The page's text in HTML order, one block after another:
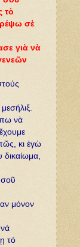
τὸ
σὲ
γιὰ νὰ
νὰ
κι ἐγὼ
δικαίωμα,
σοῦ
μόνον
τό